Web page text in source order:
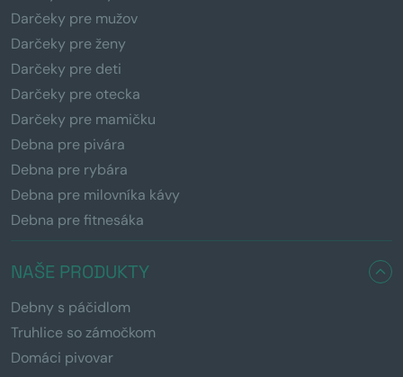
Darčeky pre mužov
Darčeky pre ženy
Darčeky pre deti
Darčeky pre otecka
Darčeky pre mamičku
Debna pre pivára
Debna pre rybára
Debna pre milovníka kávy
Debna pre fitnesáka
NAŠE PRODUKTY
Debny s páčidlom
Truhlice so zámočkom
Domáci pivovar